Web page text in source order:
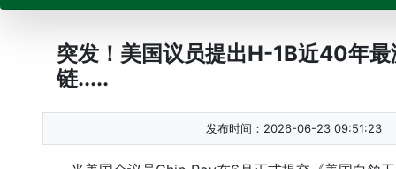
突发！美国议员提出H-1B近40年
链.....
发布时间：2026-06-23 09:51:23